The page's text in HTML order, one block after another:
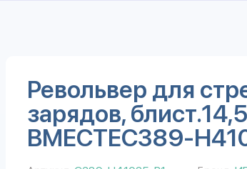
Револьвер для
зарядов,
ВМЕСТЕC389-